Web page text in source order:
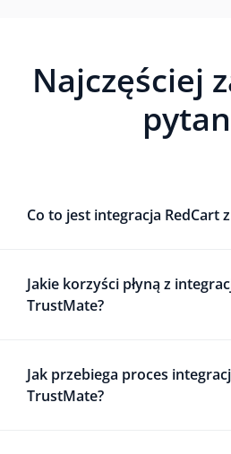
Najczęściej
Co to jest integracja RedCart
Jakie korzyści płyną z
TrustMate?
Jak przebiega proces
TrustMate?